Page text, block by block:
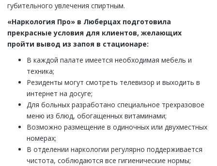
губительного увлечения спиртным.
«Наркология Про» в Люберцах подготовила
прекрасные условия для клиентов, желающих
пройти вывод из запоя в стационаре:
В каждой палате имеется необходимая мебель и
техника;
Резиденты могут смотреть телевизор и выходить в
интернет на досуге;
Для больных разработано специальное трехразовое
меню из блюд, обогащенных витаминами;
Возможно размещение в одиночных или двухместных
номерах;
В отделении наркологии регулярно поддерживается
чистота, соблюдаются все гигиенические нормы;